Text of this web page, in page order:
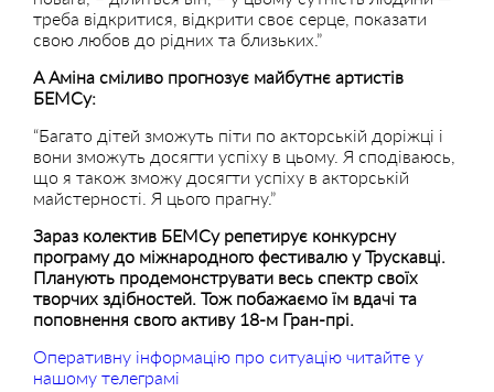
треба відкритися, відкрити своє серце, показати
свою любов до рідних та близьких.”
А Аміна сміливо прогнозує майбутнє артистів
БЕМСу:
“Багато дітей зможуть піти по акторській доріжці і
вони зможуть досягти успіху в цьому. Я сподіваюсь,
що я також зможу досягти успіху в акторській
майстерності. Я цього прагну.”
Зараз колектив БЕМСу репетирує конкурсну
програму до міжнародного фестивалю у Трускавці.
Планують продемонструвати весь спектр своїх
творчих здібностей. Тож побажаємо їм вдачі та
поповнення свого активу 18-м Гран-прі.
Оперативну інформацію про ситуацію читайте у
нашому телеграмі